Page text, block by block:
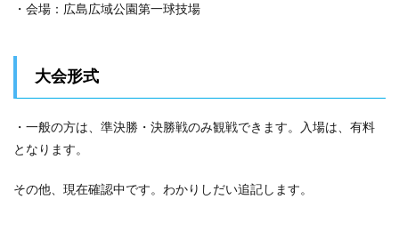
・会場：広島広域公園第一球技場
大会形式
・一般の方は、準決勝・決勝戦のみ観戦できます。入場は、有料
となります。
その他、現在確認中です。わかりしだい追記します。